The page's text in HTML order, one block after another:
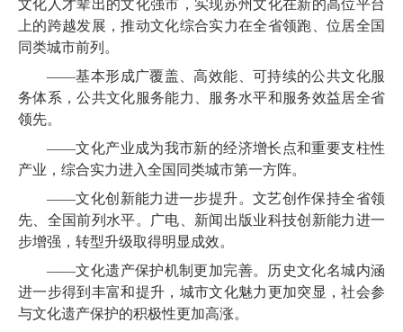
文化人才辈出的文化强市 ， 实现苏州文化在新的高位平台
上的跨越发展，推动文化综合实力在全省领跑、位居全国
同类城市前列。
——基本形成广覆盖、高效能、可持续的公共文化服
务体系，公共文化服务能力、服务水平和服务效益居全省
领先。
——文化产业成为我市新的经济增长点和重要支柱性
产业，综合实力进入全国同类城市第一方阵。
——文化创新能力进一步提升。文艺创作保持全省领
先、全国前列水平。广电、新闻出版业科技创新能力进一
步增强，转型升级取得明显成效。
——文化遗产保护机制更加完善。历史文化名城内涵
进一步得到丰富和提升，城市文化魅力更加突显，社会参
与文化遗产保护的积极性更加高涨。